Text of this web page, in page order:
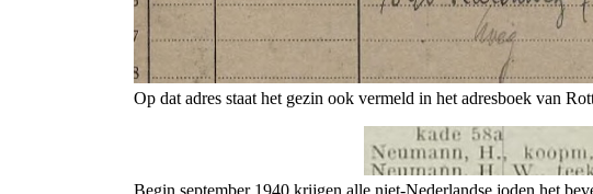
Op dat adres staat het gezin ook vermeld in het adresboek van
Begin september 1940 krijgen alle niet-Nederlandse joden het